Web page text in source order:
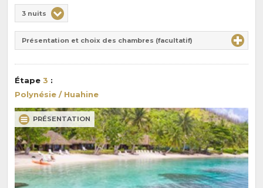
de
pension
:
Durée
3 nuits
Présentation et choix des chambres (facultatif)
Étape 3 :
Polynésie / Huahine
PRÉSENTATION